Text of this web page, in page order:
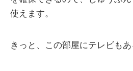
使えます。
きっと、この部屋にテレビもあ